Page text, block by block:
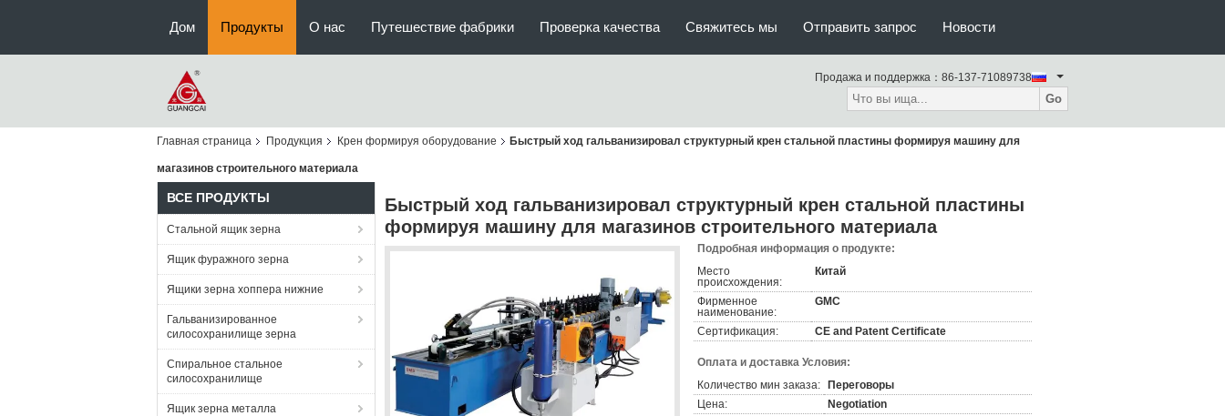
Дом Продукты О нас Путешествие фабрики Проверка качества Свяжитесь мы Отправить запрос Новости
Продажа и поддержка： 86-137-71089738
Go
Главная страница Продукция Крен формируя оборудование Быстрый ход гальванизировал структурный крен стальной пластины формируя машину для
магазинов строительного материала
ВСЕ ПРОДУКТЫ
Стальной ящик зерна
Ящик фуражного зерна
Ящики зерна хоппера нижние
Гальванизированное
силосохранилище зерна
Спиральное стальное
силосохранилище
Ящик зерна металла
Быстрый ход гальванизировал структурный крен стальной пластины
формируя машину для магазинов строительного материала
Подробная информация о продукте:
Место
происхождения:
Китай
Фирменное
наименование:
GMC
Сертификация: CE and Patent Certificate
Оплата и доставка Условия:
Количество мин заказа:
Переговоры
Цена:
Negotiation